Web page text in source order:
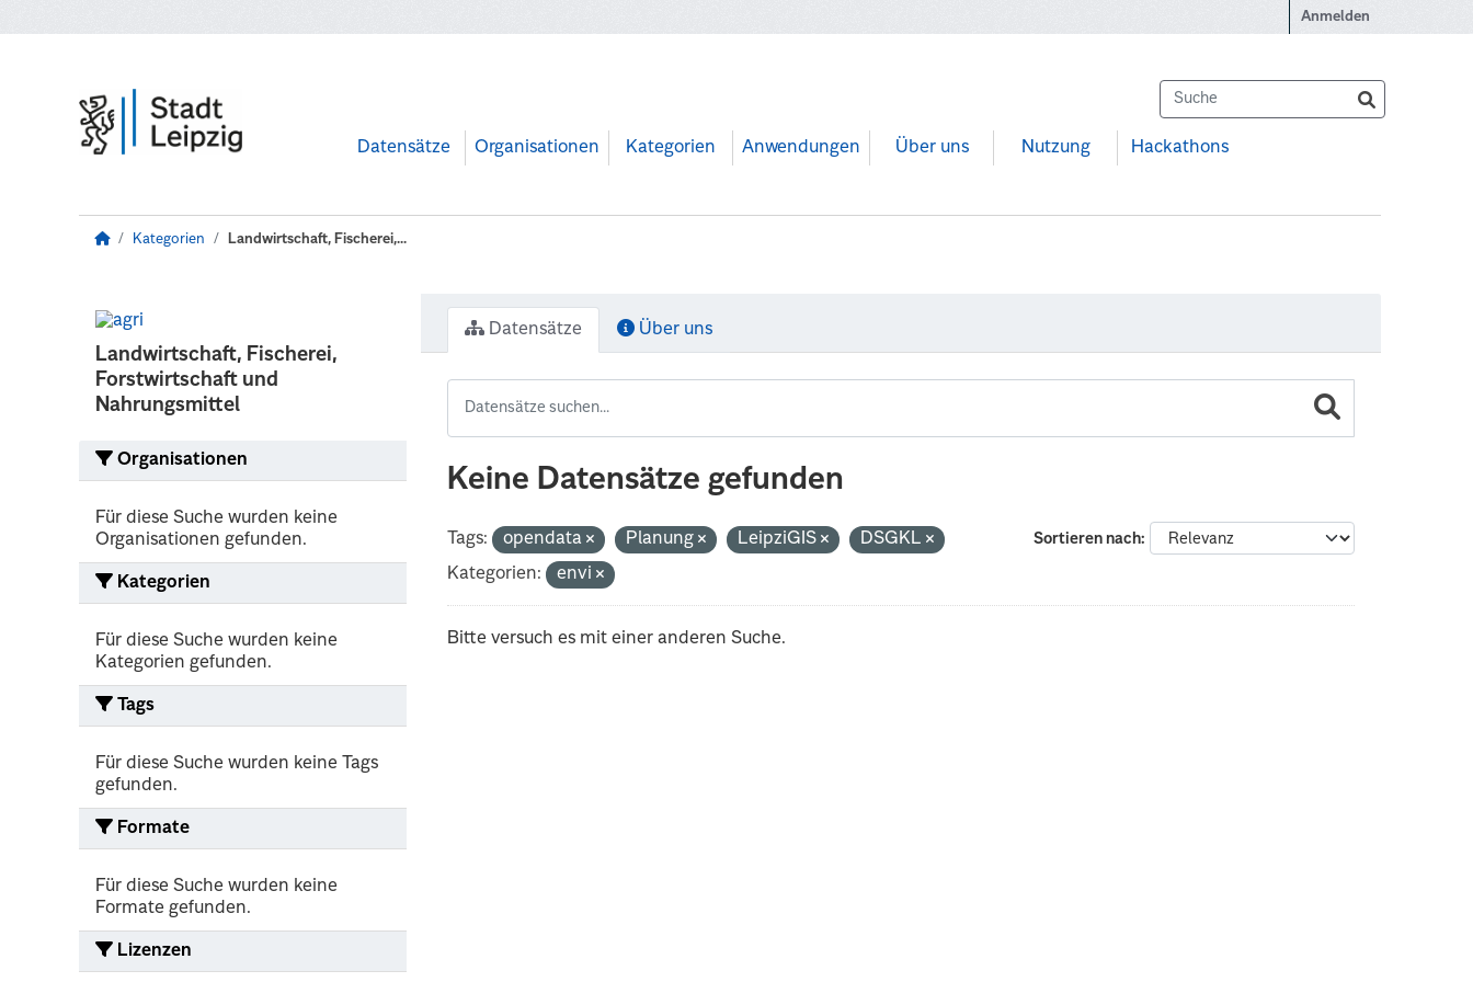
Anmelden
Datensätze Organisationen Kategorien Anwendungen Über uns Nutzung Hackathons
Kategorien Landwirtschaft, Fischerei,...
Landwirtschaft, Fischerei,
Forstwirtschaft und
Nahrungsmittel
Organisationen
Für diese Suche wurden keine
Organisationen gefunden.
Kategorien
Für diese Suche wurden keine
Kategorien gefunden.
Tags
Für diese Suche wurden keine Tags
gefunden.
Formate
Für diese Suche wurden keine
Formate gefunden.
Lizenzen
Datensätze Über uns
Keine Datensätze gefunden
Sortieren nach
Tags: opendata Planung LeipziGIS
DSGKL
Kategorien:
envi
Bitte versuch es mit einer anderen Suche.